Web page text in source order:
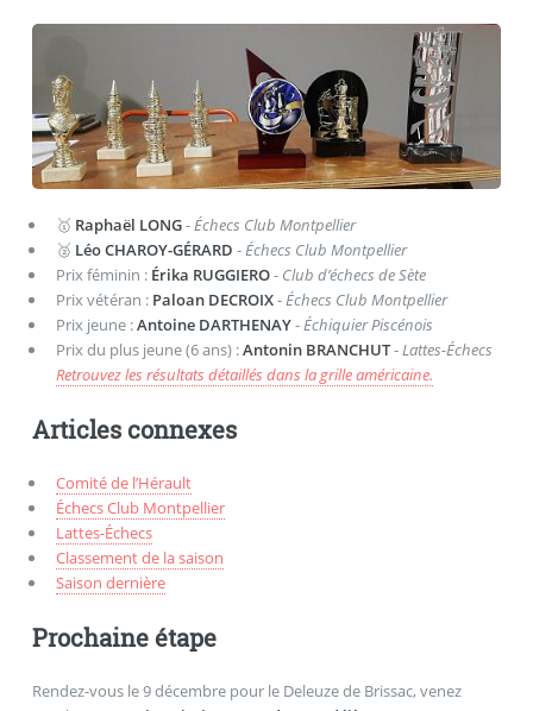
🥇 Raphaël LONG-Échecs Club Montpellier
🥈 Léo CHAROY-GÉRARD -Échecs Club Montpellier
Prix féminin : Érika RUGGIERO- Club d’échecs de Sète
Prix vétéran : Paloan DECROIX-Échecs Club Montpellier
Prix jeune :Antoine DARTHENAY-Échiquier Piscénois
Prix du plus jeune (6 ans) :Antonin BRANCHUT-Lattes-Échecs
Retrouvez les résultats détaillés dans la grille américaine.
Articles connexes
Comité de l’Hérault
Échecs Club Montpellier
Lattes-Échecs
Classement de la saison
Saison dernière
Prochaine étape
Rendez-vous le 9 décembre pour le Deleuze de Brissac, venez